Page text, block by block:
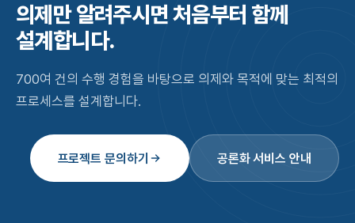
의제만 알려주시면처음부터 함께
설계합니다.
700여 건의 수행 경험을 바탕으로 의제와 목적에 맞는 최적의
프로세스를 설계합니다.
프로젝트 문의하기 공론화 서비스 안내